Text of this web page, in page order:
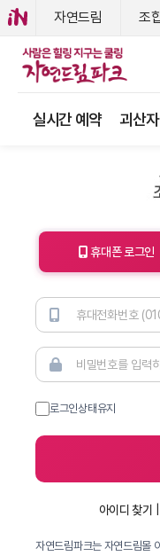
자연드림 조
실시간 예약 괴산
휴대폰 로그인
로그인상태유지
아이디 찾기
자연드림파크는 자연드림몰